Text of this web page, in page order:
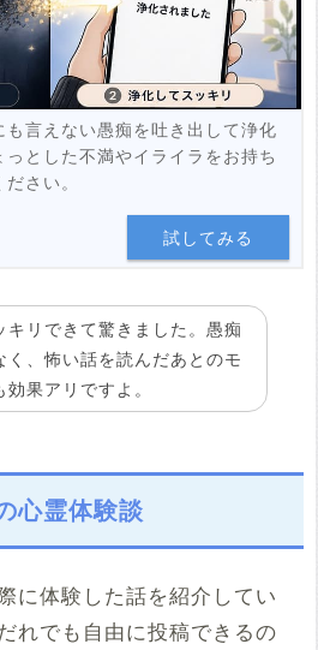
言えない愚痴を吐き出して浄化
とした不満やイライラをお持ち
さい。
試してみる
キリできて驚きました。愚痴
く、怖い話を読んだあとのモ
効果アリですよ。
心霊体験談
に体験した話を紹介してい
れでも自由に投稿できるの